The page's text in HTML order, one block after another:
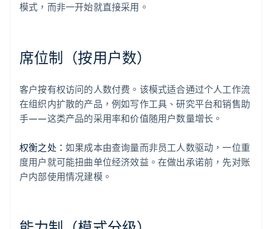
模式，而非一开始就直接采用。
席位制（按用户数）
客户按有权访问的人数付费。该模式适合通过个人工作流
在组织内扩散的产品，例如写作工具、研究平台和销售助
手——这类产品的采用率和价值随用户数量增长。
权衡之处： 如果成本由查询量而非员工人数驱动，一位重
度用户就可能扭曲单位经济效益。在做出承诺前，先对账
户内部使用情况建模。